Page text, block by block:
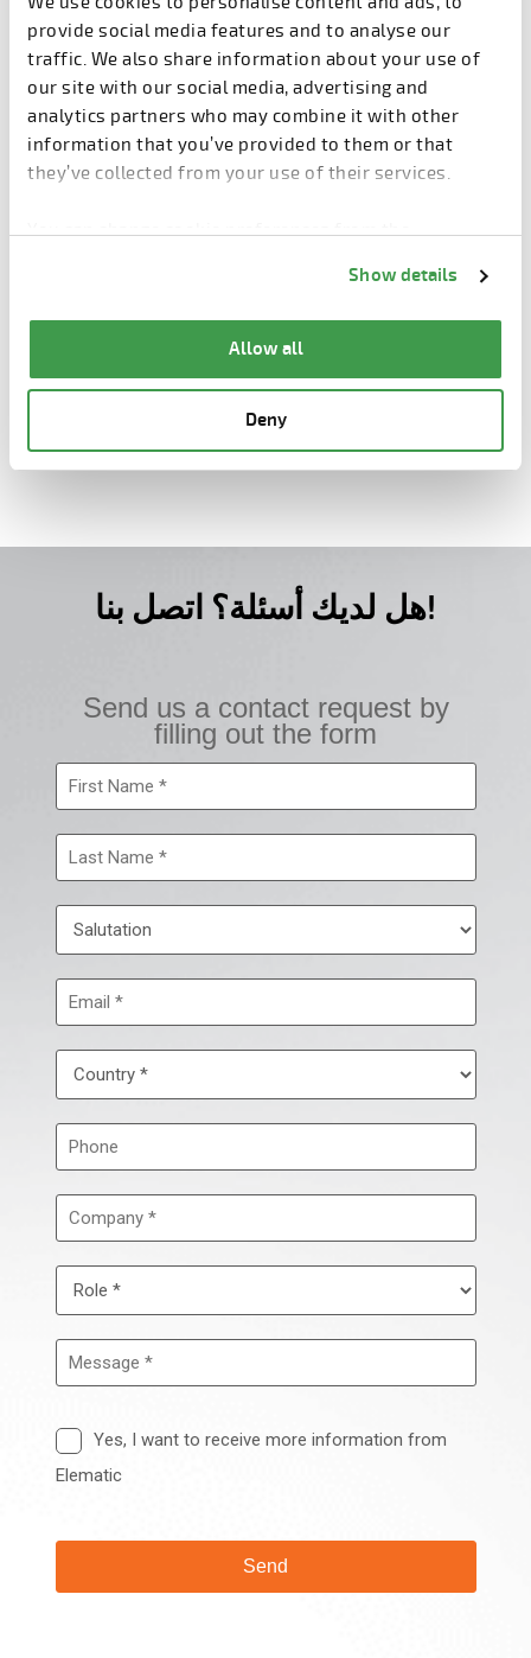
provide social media features and to analyse our
traffic. We also share information about your use of
our site with our social media, advertising and
analytics partners who may combine it with other
information that you’ve provided to them or that
they’ve collected from your use of their services.
You can change cookie preferences from the
Show details
Allow all
Deny
منشار المنشار S5
ماكينة Elematic Sawpreparer S5 هي ماكينة شبه
يمكن للماكينة أيضًا قطع الألواح الصلبة والألواح
هل لديك أسئلة؟ اتصل بنا!